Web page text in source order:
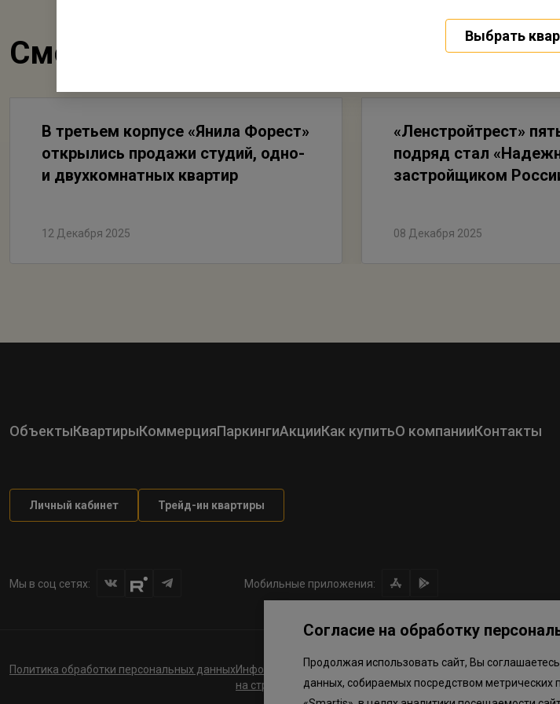
Смотрите также
В третьем корпусе «Янила Форест»
открылись продажи студий, одно-
и двухкомнатных квартир
12 Декабря 2025
«Ленстройтрест»
подряд стал
застройщиком
08 Декабря 2025
ОбъектыКвартирыКоммерцияПаркингиАкцииКак купитьО компанииКонтакты
Личный кабинет Трейд-ин квартиры
Мы в соц сетях: Мобильные приложения:
Политика обработки персональных данныхИнформация о плановом направлении средств
на строительство соц.объектов в Окле
Правила
Выбрать
Согласие на обработку
Продолжая использовать сайт, Вы
данных, собираемых посредством метрических